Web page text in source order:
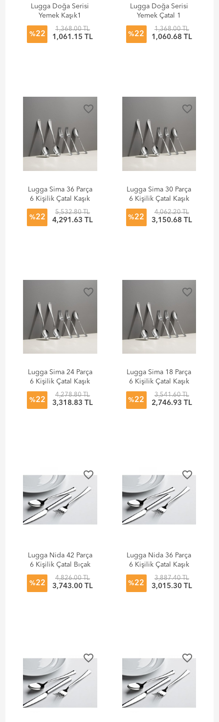
Lugga Doğa Serisi
Yemek Kaşık1
Düzine (12 Adet)
%22
1,368.00 TL
1,061.15 TL
Lugga Doğa Serisi
Yemek Çatal 1
Düzine (12 Adet)
%22
1,368.00 TL
1,060.68 TL
favorite_border
Lugga Sima 36 Parça
6 Kişilik Çatal Kaşık
Bıçak Seti
%22
5,532.80 TL
4,291.63 TL
favorite_border
Lugga Sima 30 Parça
6 Kişilik Çatal Kaşık
Seti (Bıçaksız)
%22
4,062.20 TL
3,150.68 TL
favorite_border
Lugga Sima 24 Parça
6 Kişilik Çatal Kaşık
Bıçak Seti
%22
4,278.80 TL
3,318.83 TL
favorite_border
Lugga Sima 18 Parça
6 Kişilik Çatal Kaşık
Bıçak Seti
%22
3,541.60 TL
2,746.93 TL
favorite_border
Lugga Nida 42 Parça
6 Kişilik Çatal Bıçak
Kaşık Seti
%22
4,826.00 TL
3,743.00 TL
favorite_border
Lugga Nida 36 Parça
6 Kişilik Çatal Kaşık
Bıçak Seti
%22
3,887.40 TL
3,015.30 TL
favorite_border favorite_border